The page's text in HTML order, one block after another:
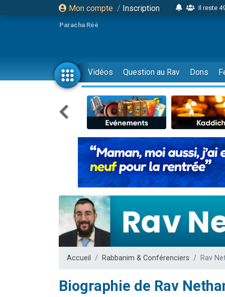
Mon compte / Inscription
Il reste
4
2
17
4 personnes
Il reste
Eva vient de
4 personnes
3 personnes
Odaya vient
2
13
30
12
Paracha Réé
Vidéos Question au Rav Dons
Accueil Rabbanim & Conférenciers Rav
Biographie de Rav